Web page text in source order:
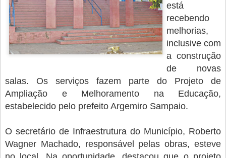
está
recebendo
melhorias,
inclusive com
a construção
de novas
salas. Os serviços fazem parte do Projeto de
Ampliação e Melhoramento na Educação,
estabelecido pelo prefeito Argemiro Sampaio.
O secretário de Infraestrutura do Município, Roberto
Wagner Machado, responsável pelas obras, esteve